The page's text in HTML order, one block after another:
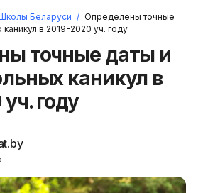
Войти
пароль
Беларуси / Определены точные
в 2019-2020 уч. году
точные даты и
каникул в
году